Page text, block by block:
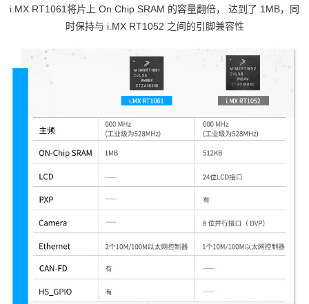
i.MX RT1061将片上 On Chip SRAM 的容量翻倍， 达到了 1MB，同
时保持与 i.MX RT1052 之间的引脚兼容性